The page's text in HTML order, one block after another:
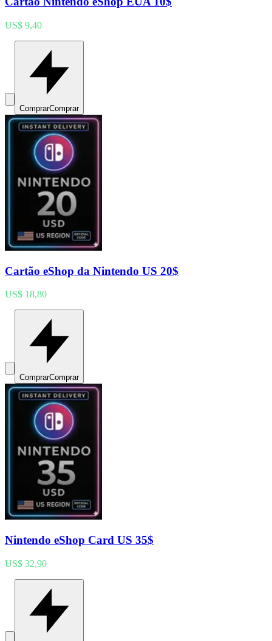
US$ 9,40
ComprarComprar
Cartão eShop da Nintendo US 20$
US$ 18,80
ComprarComprar
Nintendo eShop Card US 35$
US$ 32,90